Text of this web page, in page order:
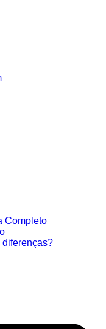
Completo
diferenças?